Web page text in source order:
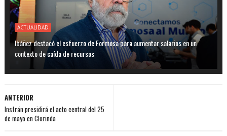
ACTUALIDAD
Ibáñez destacó el esfuerzo de Formosa para aumentar salarios en un
contexto de caída de recursos
ANTERIOR
Insfrán presidirá el acto central del 25
de mayo en Clorinda